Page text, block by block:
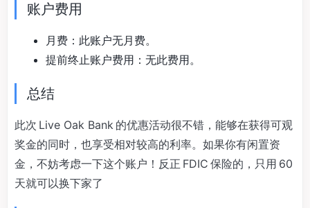
账户费用
月费：此账户无月费。
提前终止账户费用：无此费用。
总结
此次 Live Oak Bank 的优惠活动很不错，能够在获得可观
奖金的同时，也享受相对较高的利率。如果你有闲置资
金，不妨考虑一下这个账户！反正 FDIC 保险的，只用 60
天就可以换下家了